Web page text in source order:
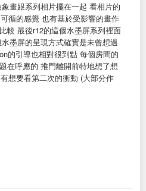
畫跟系列相片擺在一起 看相片的
循的感覺 也有基於受影響的畫作
較 最後r12的這個水墨屏系列裡面
墨屏的呈現方式確實是未曾想過
的引導也相對很到點 每個房間的
在呼應的 推門離開前特地想了想
想要看第二次的衝動 (大部分作